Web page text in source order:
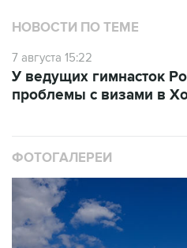
НОВОСТИ ПО ТЕМЕ
7 августа 15:22
У ведущих гимнасток
проблемы с визами в
ФОТОГАЛЕРЕИ